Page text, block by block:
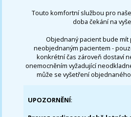
Touto komfortní službou pro
doba čekání na
Objednaný pacient bude
neobjednaným pacientem -
konkrétní čas zároveň dostaví
onemocněním vyžadující
může se vyšetření
UPOZORNĚNÍ: